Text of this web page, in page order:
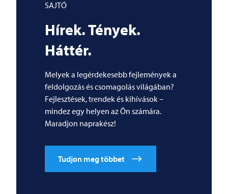
SAJTÓ
Hírek. Tények.
Háttér.
Melyek a legérdekesebb fejlemények a
feldolgozás és csomagolás világában?
Fejlesztések, trendek és kihívások –
mindez egy helyen az Ön számára.
Maradjon naprakész!
Tudjon meg többet